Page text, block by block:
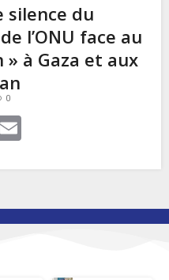
silence du
l’ONU face au
à Gaza et aux
0